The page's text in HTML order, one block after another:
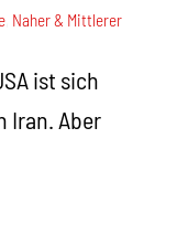
Naher & Mittlerer
ist sich
Iran. Aber